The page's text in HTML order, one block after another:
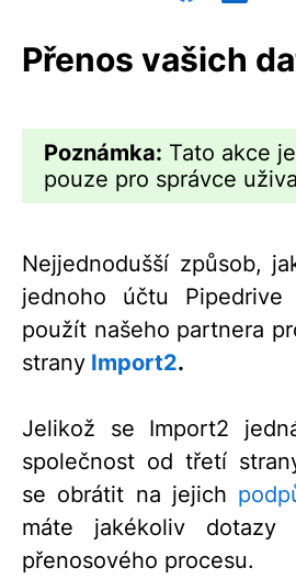
Přenos vašich
Poznámka: Tato akce
pouze pro správce
Nejjednodušší způsob,
jednoho účtu
použít našeho partnera
strany Import2.
Jelikož se Import2
společnost od třetí
se obrátit na jejich
máte jakékoliv dotazy
přenosového procesu.